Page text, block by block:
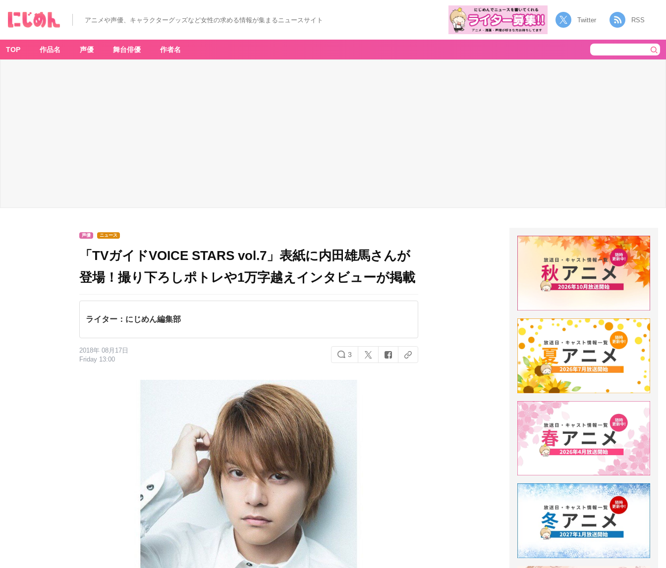
アニメや声優、キャラクターグッズなど女性の求める情報が集まるニュースサイト Twitter RSS
TOP 作品名 声優 舞台俳優 作者名
声優 ニュース
「TVガイドVOICE STARS vol.7」表紙に内田雄馬さんが
登場！撮り下ろしポトレや1万字越えインタビューが掲載
ライター：にじめん編集部
2018年 08月17日
Friday 13:00
3